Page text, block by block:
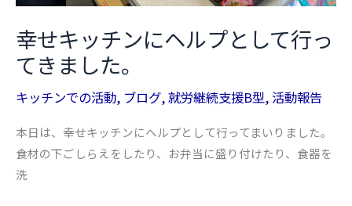
幸せキッチンにヘルプとして行っ
てきました。
キッチンでの活動, ブログ,就労継続支援B型,活動報告
本日は、幸せキッチンにヘルプとして行ってまいりました。
食材の下ごしらえをしたり、お弁当に盛り付けたり、食器を
洗